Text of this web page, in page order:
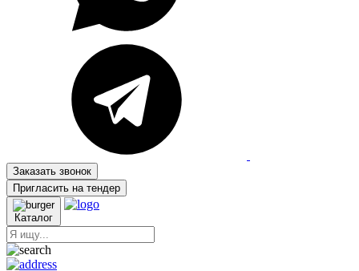
Заказать звонок
Пригласить на тендер
Каталог